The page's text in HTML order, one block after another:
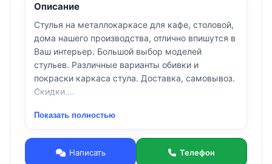
Описание
Стулья на металлокаркасе для кафе, столовой,
дома нашего производства, отлично впишутся в
Ваш интерьер. Большой выбор моделей
стульев. Различные варианты обивки и
покраски каркаса стула. Доставка, самовывоз.
Скидки.
Показать полностью
Написать Телефон